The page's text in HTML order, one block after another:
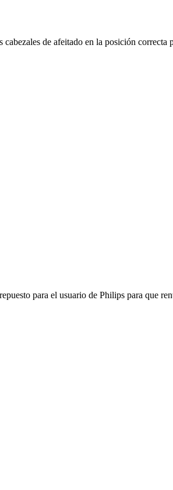
de afeitado en la posición
para el usuario de Philips para que